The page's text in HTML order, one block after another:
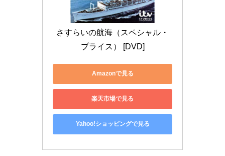
さすらいの航海（スペシャル・
プライス） [DVD]
Amazonで見る
楽天市場で見る
Yahoo!ショッピングで見る